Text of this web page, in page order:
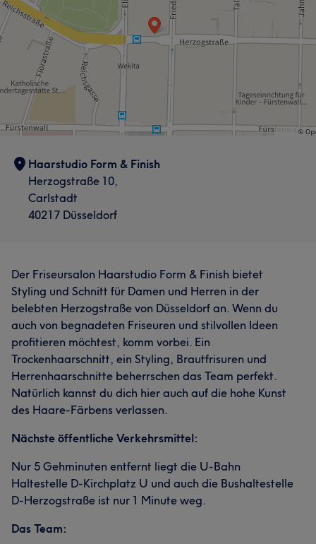
Haarstudio Form & Finish
Herzogstraße 10,
Carlstadt
40217 Düsseldorf
Der Friseursalon Haarstudio Form & Finish bietet
Styling und Schnitt für Damen und Herren in der
belebten Herzogstraße von Düsseldorf an. Wenn du
auch von begnadeten Friseuren und stilvollen Ideen
profitieren möchtest, komm vorbei. Ein
Trockenhaarschnitt, ein Styling, Brautfrisuren und
Herrenhaarschnitte beherrschen das Team perfekt.
Natürlich kannst du dich hier auch auf die hohe Kunst
des Haare-Färbens verlassen.
Nächste öffentliche Verkehrsmittel:
Nur 5 Gehminuten entfernt liegt die U-Bahn
Haltestelle D-Kirchplatz U und auch die Bushaltestelle
D-Herzogstraße ist nur 1 Minute weg.
Das Team: